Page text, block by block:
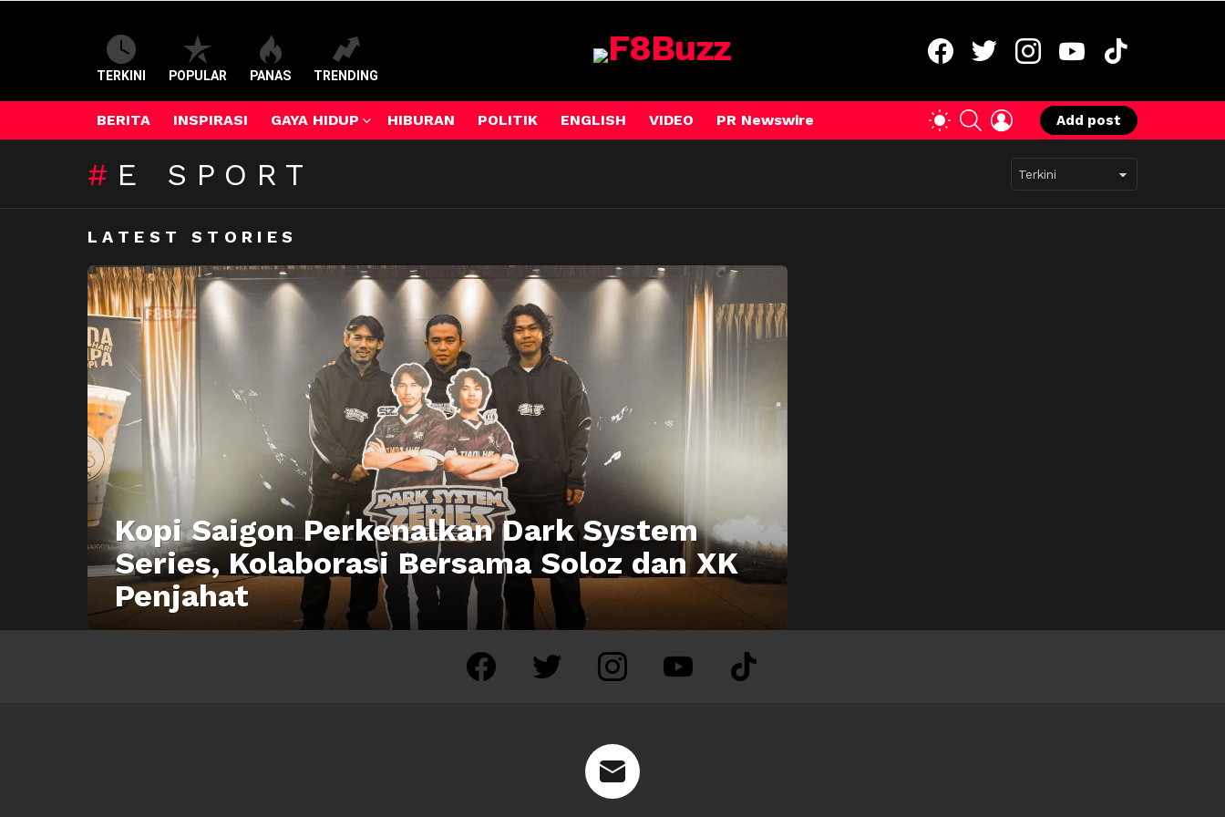
TERKINI POPULAR PANAS TRENDING
BERITA INSPIRASI GAYA HIDUP HIBURAN POLITIK ENGLISH VIDEO PR Newswire
SWITCHSEARCHLOGIN
Add post
E SPORT
LATEST STORIES
Kopi Saigon Perkenalkan Dark System
Series, Kolaborasi Bersama Soloz dan XK
Penjahat
facebook twitter instagram youtube tiktok